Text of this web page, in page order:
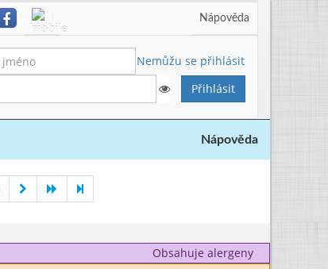
Nápověda
Nemůžu se přihlásit
Nápověda
Obsahuje alergeny